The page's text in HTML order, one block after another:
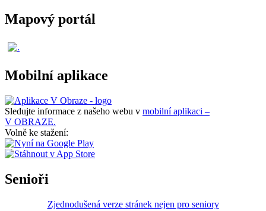
Mapový portál
Mobilní aplikace
Sledujte informace z našeho webu v mobilní aplikaci –
V OBRAZE.
Volně ke stažení:
Senioři
Zjednodušená verze stránek nejen pro seniory